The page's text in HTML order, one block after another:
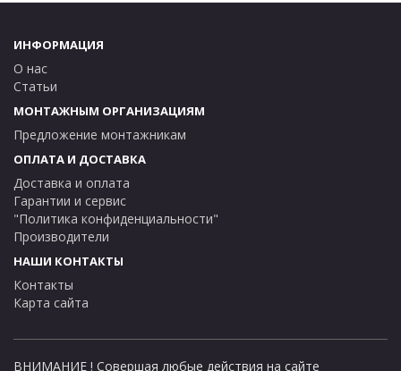
ИНФОРМАЦИЯ
О нас
Статьи
МОНТАЖНЫМ ОРГАНИЗАЦИЯМ
Предложение монтажникам
ОПЛАТА И ДОСТАВКА
Доставка и оплата
Гарантии и сервис
"Политика конфиденциальности"
Производители
НАШИ КОНТАКТЫ
Контакты
Карта сайта
ВНИМАНИЕ ! Совершая любые действия на сайте